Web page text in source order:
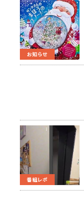
お知らせ
番組レポ